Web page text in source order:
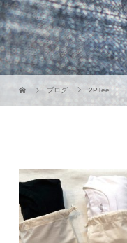
ブログ 2PTee